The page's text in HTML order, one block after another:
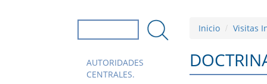
Formulario de
AUTORIDADES
CENTRALES.
Inicio Visitas